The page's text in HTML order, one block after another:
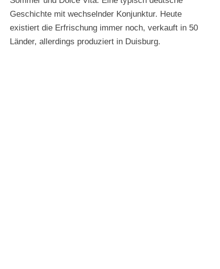
Geschichte mit wechselnder Konjunktur. Heute
existiert die Erfrischung immer noch, verkauft in 50
Länder, allerdings produziert in Duisburg.